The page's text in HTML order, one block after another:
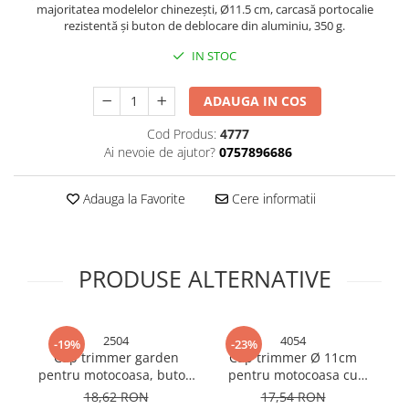
Manusi bucatarie
Decoratiuni casa & sarbatori
Accesorii decorative
Iluminat & Electrice
Accesorii prelungitoare
Accesorii prize si intrerupatoare
Aplice si plafoniere
Cabluri electrice si conductori
Sonerii bicicleta
Tije si coliere sa
Vulcanizare, petice si leviere
majoritatea modelelor chinezești, Ø11.5 cm, carcasă portocalie
rezistentă și buton de deblocare din aluminiu, 350 g.
IN STOC
ADAUGA IN COS
Cod Produs: 4777
Ai nevoie de ajutor? 0757896686
Adauga la Favorite Cere informatii
PRODUSE ALTERNATIVE
-19% 2504
Cap trimmer garden
pentru motocoasa, buton
aluminiu, AVI-2504
18,62 RON
-23% 4054
Cap trimmer Ø 11cm
pentru motocoasa cu
buton aluminiu,
17,54 RON